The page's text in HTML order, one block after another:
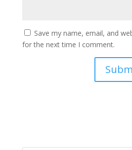
Save my name, email, and
for the next time I comment.